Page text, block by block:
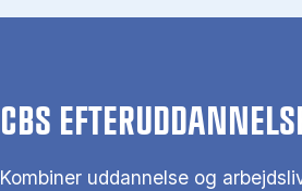
CBS
Kombiner uddannelse og